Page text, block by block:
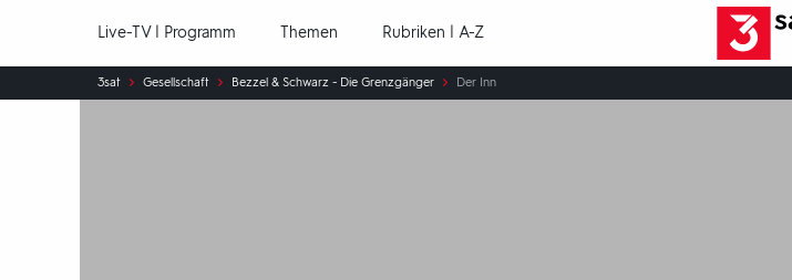
Live-TV | Programm Themen Rubriken | A-Z
Sie
sind
3sat Gesellschaft Bezzel & Schwarz - Die Grenzgänger Der Inn